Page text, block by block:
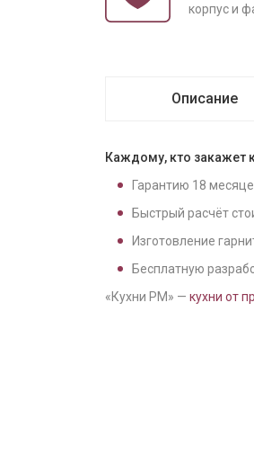
корпус и
Описание
Каждому, кто закажет
Гарантию 18
Быстрый расчёт
Изготовление
Бесплатную
«Кухни РМ» — кухни от